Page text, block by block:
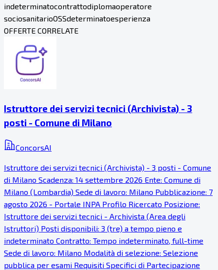
indeterminatocontrattodiplomaoperatore
sociosanitarioOSSdeterminatoesperienza
OFFERTE CORRELATE
Istruttore dei servizi tecnici (Archivista) - 3
posti - Comune di Milano
ConcorsAI
Istruttore dei servizi tecnici (Archivista) - 3 posti - Comune
di Milano Scadenza: 14 settembre 2026 Ente: Comune di
Milano (Lombardia) Sede di lavoro: Milano Pubblicazione: 7
agosto 2026 - Portale INPA Profilo Ricercato Posizione:
Istruttore dei servizi tecnici - Archivista (Area degli
Istruttori) Posti disponibili: 3 (tre) a tempo pieno e
indeterminato Contratto: Tempo indeterminato, full-time
Sede di lavoro: Milano Modalità di selezione: Selezione
pubblica per esami Requisiti Specifici di Partecipazione